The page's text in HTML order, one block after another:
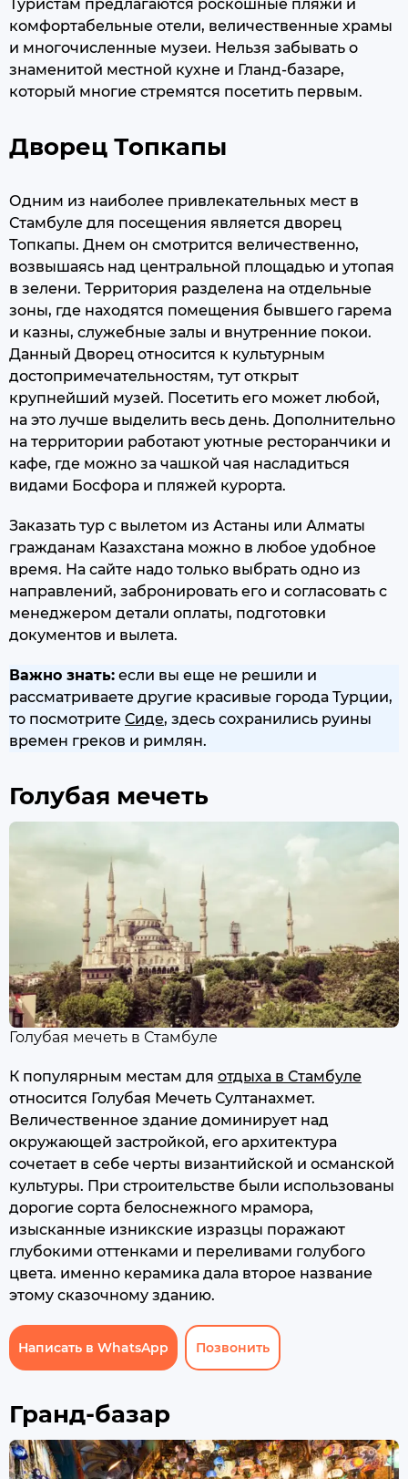
Туристам предлагаются роскошные пляжи и
комфортабельные отели, величественные храмы
и многочисленные музеи. Нельзя забывать о
знаменитой местной кухне и Гланд-базаре,
который многие стремятся посетить первым.
Дворец Топкапы
Одним из наиболее привлекательных мест в
Стамбуле для посещения является дворец
Топкапы. Днем он смотрится величественно,
возвышаясь над центральной площадью и утопая
в зелени. Территория разделена на отдельные
зоны, где находятся помещения бывшего гарема
и казны, служебные залы и внутренние покои.
Данный Дворец относится к культурным
достопримечательностям, тут открыт
крупнейший музей. Посетить его может любой,
на это лучше выделить весь день. Дополнительно
на территории работают уютные ресторанчики и
кафе, где можно за чашкой чая насладиться
видами Босфора и пляжей курорта.
Заказать тур с вылетом из Астаны или Алматы
гражданам Казахстана можно в любое удобное
время. На сайте надо только выбрать одно из
направлений, забронировать его и согласовать с
менеджером детали оплаты, подготовки
документов и вылета.
Важно знать: если вы еще не решили и
рассматриваете другие красивые города Турции,
то посмотрите Сиде, здесь сохранились руины
времен греков и римлян.
Голубая мечеть
Голубая мечеть в Стамбуле
К популярным местам для отдыха в Стамбуле
относится Голубая Мечеть Султанахмет.
Величественное здание доминирует над
окружающей застройкой, его архитектура
сочетает в себе черты византийской и османской
культуры. При строительстве были использованы
дорогие сорта белоснежного мрамора,
изысканные изникские изразцы поражают
глубокими оттенками и переливами голубого
цвета. именно керамика дала второе название
этому сказочному зданию.
Написать в WhatsApp Позвонить
Гранд-базар